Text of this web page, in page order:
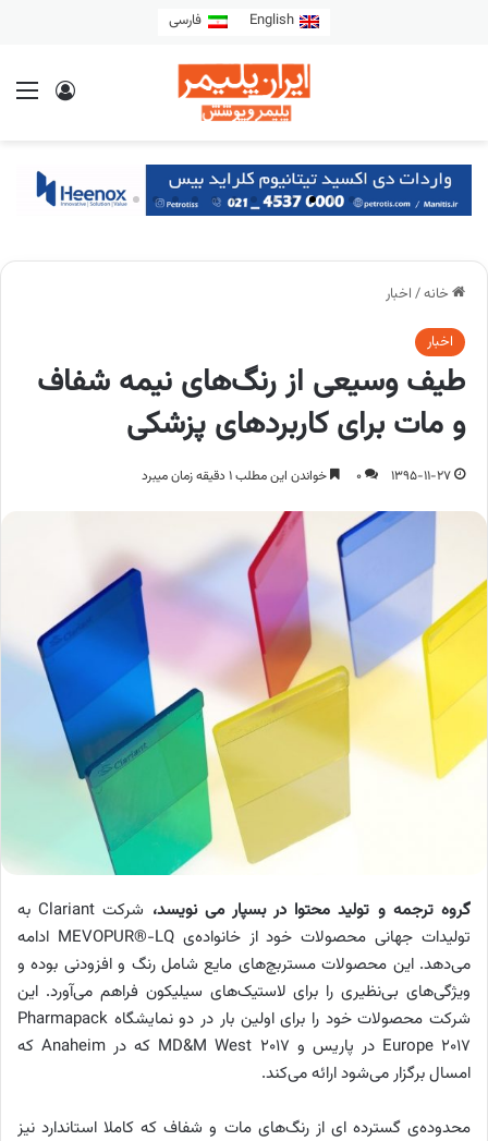
English فارسی
خانه/ اخبار
اخبار
طیف وسیعی از رنگ‌های نیمه شفاف
و مات برای کاربردهای پزشکی
1395-11-27
0 خواندن این مطلب 1 دقیقه زمان میبرد
گروه ترجمه و تولید محتوا در بسپار می نویسد، شرکت Clariantبه
تولیدات جهانی محصولات خود از خانواده‌یMEVOPUR®-LQ ادامه
می‌دهد. این محصولات مستربچ‌های مایع شامل رنگ و افزودنی بوده و
ویژگی‌های بی‌نظیری را برای لاستیک‌های سیلیکون فراهم می‌آورد. این
شرکت محصولات خود را برای اولین بار در دو نمایشگاه Pharmapack
Europe 2017 در پاریس و MD&M West 2017 که در Anaheimکه
امسال برگزار می‌شود ارائه می‌کند.
محدوده‌ی گسترده ای از رنگ‌های مات و شفاف که کاملا استاندارد نیز